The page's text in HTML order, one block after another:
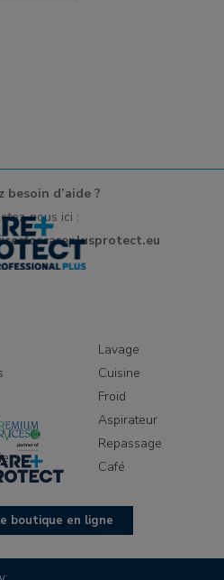
besoin d’aide ?
nous ici :
Lavage
Cuisine
Froid
Aspirateur
Repassage
Café
boutique en ligne